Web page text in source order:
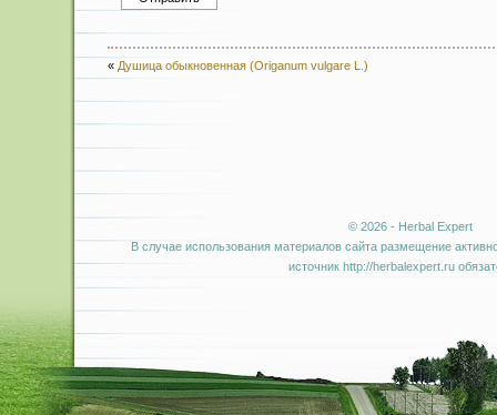
« Душица обыкновенная (Origanum vulgare L.)
© 2026 - Herbal Expert
В случае использования материалов сайта размещение
источник http://herbalexpert.ru